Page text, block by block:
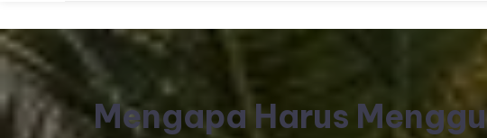
Mengapa Harus